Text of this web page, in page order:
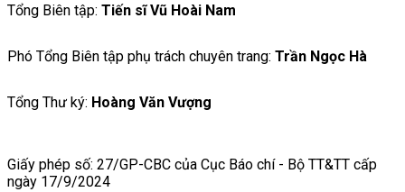
Tổng Biên tập: Tiến sĩ Vũ Hoài Nam
Phó Tổng Biên tập phụ trách chuyên trang: Trần Ngọc Hà
Tổng Thư ký: Hoàng Văn Vượng
Giấy phép số: 27/GP-CBC của Cục Báo chí - Bộ TT&TT cấp
ngày 17/9/2024